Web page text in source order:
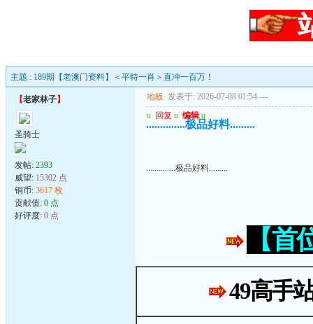
主题 : 189期【老澳门资料】＜平特一肖＞直冲一百万！
【老家林子】
圣骑士
发帖: 2393
威望: 15302 点
铜币: 3617 枚
贡献值: 0 点
好评度: 0 点
地板 发表于: 2026-07-08 01:54 ---
u 回复 u 编辑 u
..............极品好料.........
..............极品好料.........
【
49高手